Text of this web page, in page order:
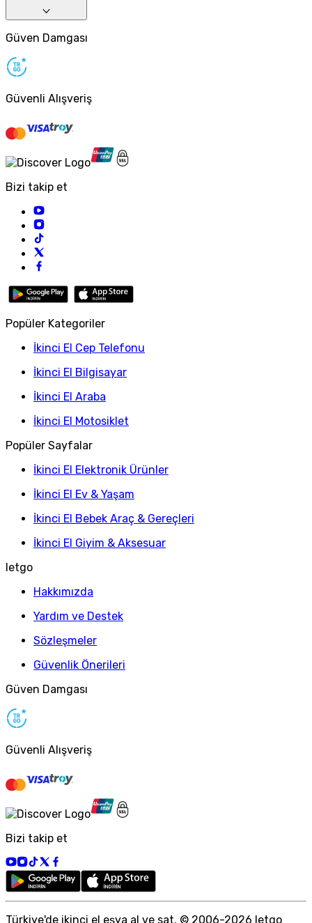
Güven Damgası
Güvenli Alışveriş
Bizi takip et
Popüler Kategoriler
İkinci El Cep Telefonu
İkinci El Bilgisayar
İkinci El Araba
İkinci El Motosiklet
Popüler Sayfalar
İkinci El Elektronik Ürünler
İkinci El Ev & Yaşam
İkinci El Bebek Araç & Gereçleri
İkinci El Giyim & Aksesuar
letgo
Hakkımızda
Yardım ve Destek
Sözleşmeler
Güvenlik Önerileri
Güven Damgası
Güvenli Alışveriş
Bizi takip et
Türkiye'de ikinci el eşya al ve sat. © 2006-2026 letgo